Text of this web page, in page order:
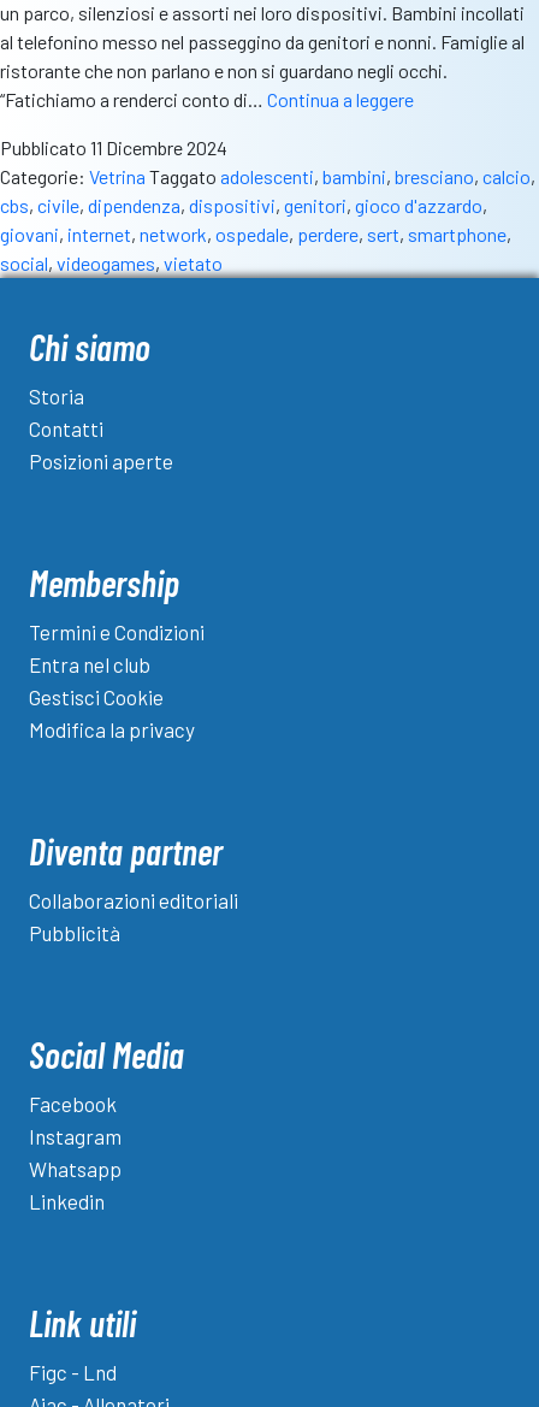
un parco, silenziosi e assorti nei loro dispositivi. Bambini incollati
al telefonino messo nel passeggino da genitori e nonni. Famiglie al
ristorante che non parlano e non si guardano negli occhi.
“Fatichiamo a renderci conto di… Continua a leggereDispositivi,
full
time.
L’allarme
del
Pubblicato 11 Dicembre 2024
Categorie: Vetrina Taggato adolescenti, bambini, bresciano, calcio,
cbs, civile, dipendenza, dispositivi, genitori, gioco d'azzardo,
giovani, internet, network, ospedale, perdere, sert, smartphone,
social, videogames, vietato
Chi siamo
Storia
Contatti
Posizioni aperte
Membership
Termini e Condizioni
Entra nel club
Gestisci Cookie
Modifica la privacy
Diventa partner
Collaborazioni editoriali
Pubblicità
Social Media
Facebook
Instagram
Whatsapp
Linkedin
Link utili
Figc - Lnd